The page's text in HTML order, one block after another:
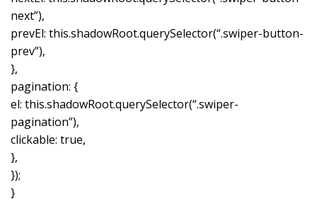
next”),
prevEl: this.shadowRoot.querySelector(“.swiper-button-
prev”),
},
pagination: {
el: this.shadowRoot.querySelector(“.swiper-
pagination”),
clickable: true,
},
});
}